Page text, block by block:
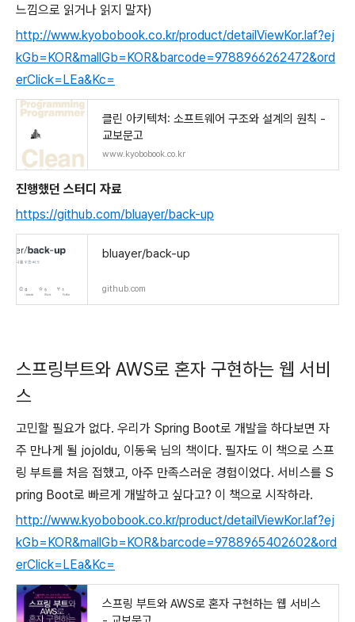
느낌으로 읽거나 읽지 말자)
http://www.kyobobook.co.kr/product/detailViewKor.laf?ej
kGb=KOR&mallGb=KOR&barcode=9788966262472&ord
erClick=LEa&Kc=
클린 아키텍처: 소프트웨어 구조와 설계의 원칙 -
교보문고
www.kyobobook.co.kr
진행했던 스터디 자료
https://github.com/bluayer/back-up
bluayer/back-up
github.com
스프링부트와 AWS로 혼자 구현하는 웹 서비
스
고민할 필요가 없다. 우리가 Spring Boot로 개발을 하다보면 자
주 만나게 될 jojoldu, 이동욱 님의 책이다. 필자도 이 책으로 스프
링 부트를 처음 접했고, 아주 만족스러운 경험이었다. 서비스를 S
pring Boot로 빠르게 개발하고 싶다고? 이 책으로 시작하라.
http://www.kyobobook.co.kr/product/detailViewKor.laf?ej
kGb=KOR&mallGb=KOR&barcode=9788965402602&ord
erClick=LEa&Kc=
스프링 부트와 AWS로 혼자 구현하는 웹 서비스